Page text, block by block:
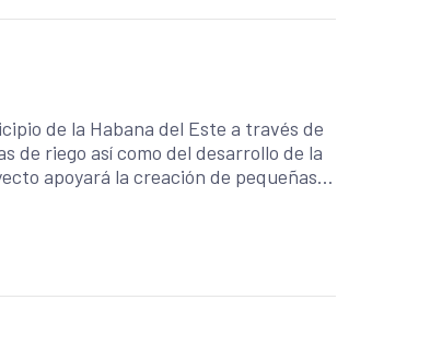
de la Habana del Este a través de
de riego así como del desarrollo de la
apoyará la creación de pequeñas
(GALFISA) para la inclusión